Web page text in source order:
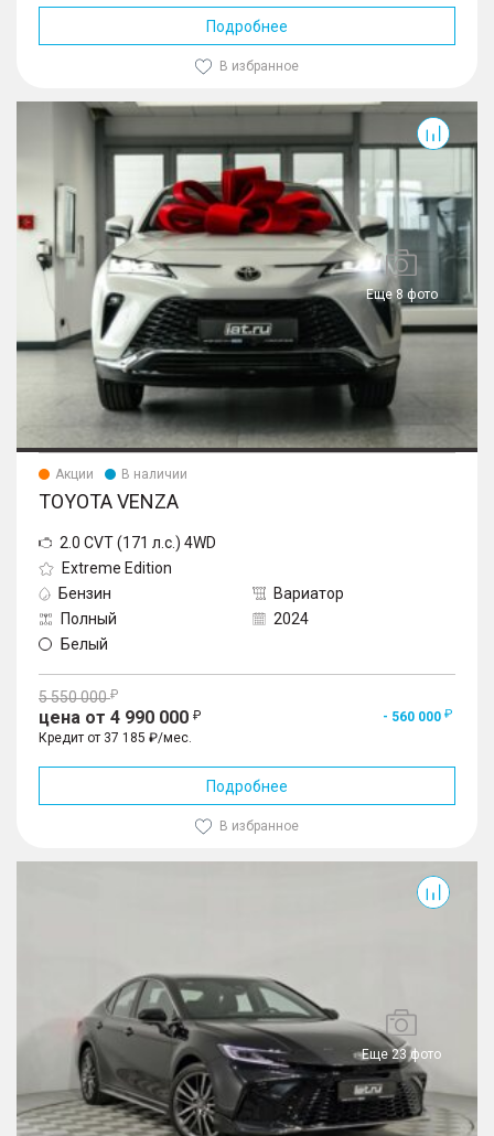
Подробнее
В избранное
Еще 8 фото
Акции В наличии
TOYOTA VENZA
2.0 CVT (171 л.с.) 4WD
Extreme Edition
Бензин
Вариатор
Полный
2024
Белый
5 550 000
цена от 4 990 000
- 560 000
Кредит от 37 185 ₽/мес.
Подробнее
В избранное
Еще 23 фото